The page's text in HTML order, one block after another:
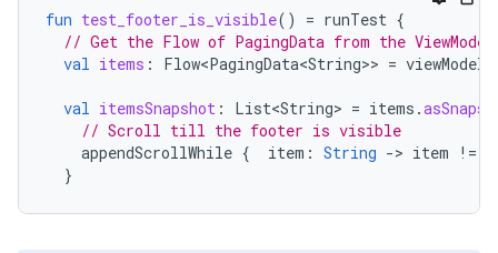
fun test_footer_is_visible() = runTest {
// Get the Flow of PagingData from the
val items : Flow<PagingData<String>> = viewModel
val itemsSnapshot : List<String> = items .
// Scroll till the footer is visible
appendScrollWhile { item : String -> item !=
}